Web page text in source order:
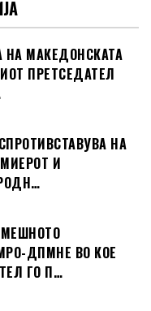
НА МАКЕДОНСКАТА
ПРЕТСЕДАТЕЛ
НА
И
ДПМНЕ ВО КОЕ
ГО П…